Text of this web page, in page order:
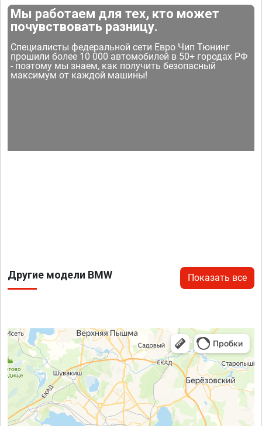
Мы работаем для тех, кто может
почувствовать разницу.
Специалисты федеральной сети Евро Чип Тюнинг
прошили более 10 000 автомобилей в 50+ городах РФ
- поэтому мы знаем, как получить безопасный
максимум от каждой машины!
Другие модели BMW Показать все